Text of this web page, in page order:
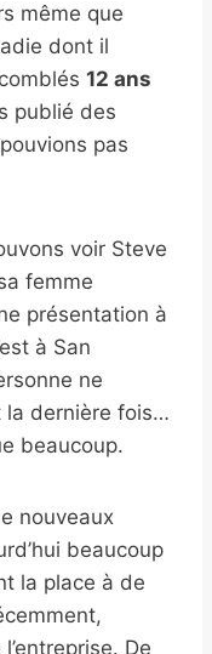
même que
dont il
12 ans
publié des
pas
voir Steve
femme
présentation à
à San
ne
la dernière fois…
beaucoup.
nouveaux
beaucoup
la place à de
De